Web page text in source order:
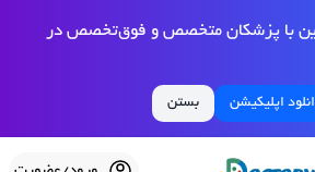
با پزشکان متخصص و فوق‌تخصص در
اپلیکیشن بستن